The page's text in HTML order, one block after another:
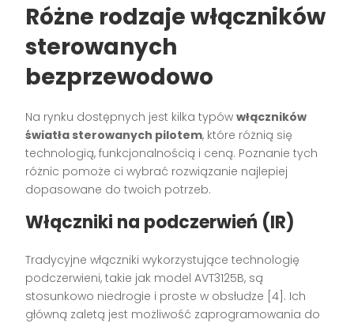
Różne rodzaje włączników
sterowanych
bezprzewodowo
Na rynku dostępnych jest kilka typówwłączników
światła sterowanych pilotem, które różnią się
technologią, funkcjonalnością i ceną. Poznanie tych
różnic pomoże ci wybrać rozwiązanie najlepiej
dopasowane do twoich potrzeb.
Włączniki na podczerwień (IR)
Tradycyjne włączniki wykorzystujące technologię
podczerwieni, takie jak model AVT3125B, są
stosunkowo niedrogie i proste w obsłudze [4]. Ich
główną zaletą jest możliwość zaprogramowania do